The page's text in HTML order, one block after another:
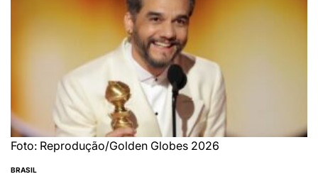
Foto: Reprodução/Golden Globes 2026
BRASIL